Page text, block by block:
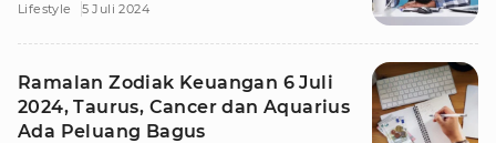
Lifestyle 5 Juli 2024
Ramalan Zodiak Keuangan 6 Juli
2024, Taurus, Cancer dan Aquarius
Ada Peluang Bagus